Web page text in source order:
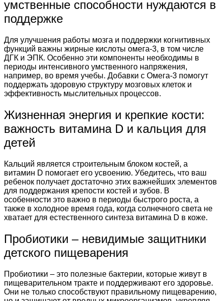
умственные способности нуждаются в
поддержке
Для улучшения работы мозга и поддержки когнитивных
функций важны жирные кислоты омега-3, в том числе
ДГК и ЭПК. Особенно эти компоненты необходимы в
периоды интенсивного умственного напряжения,
например, во время учебы. Добавки с Омега-3 помогут
поддержать здоровую структуру мозговых клеток и
эффективность мыслительных процессов.
Жизненная энергия и крепкие кости:
важность витамина D и кальция для
детей
Кальций является строительным блоком костей, а
витамин D помогает его усвоению. Убедитесь, что ваш
ребенок получает достаточно этих важнейших элементов
для поддержания крепости костей и зубов. В
особенности это важно в периоды быстрого роста, а
также в холодное время года, когда солнечного света не
хватает для естественного синтеза витамина D в коже.
Пробиотики – невидимые защитники
детского пищеварения
Пробиотики – это полезные бактерии, которые живут в
пищеварительном тракте и поддерживают его здоровье.
Они не только способствуют правильному пищеварению,